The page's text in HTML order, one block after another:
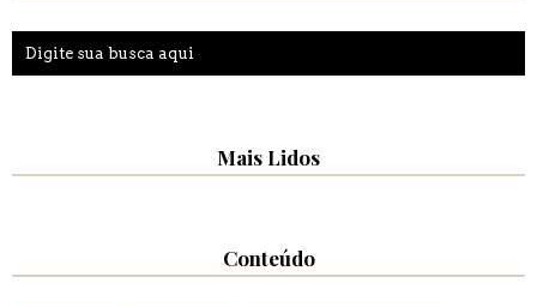
Mais Lidos
Conteúdo